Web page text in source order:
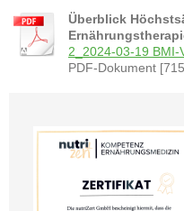
Überblick
2_2024-03-19 BMI-
PDF-Dokument